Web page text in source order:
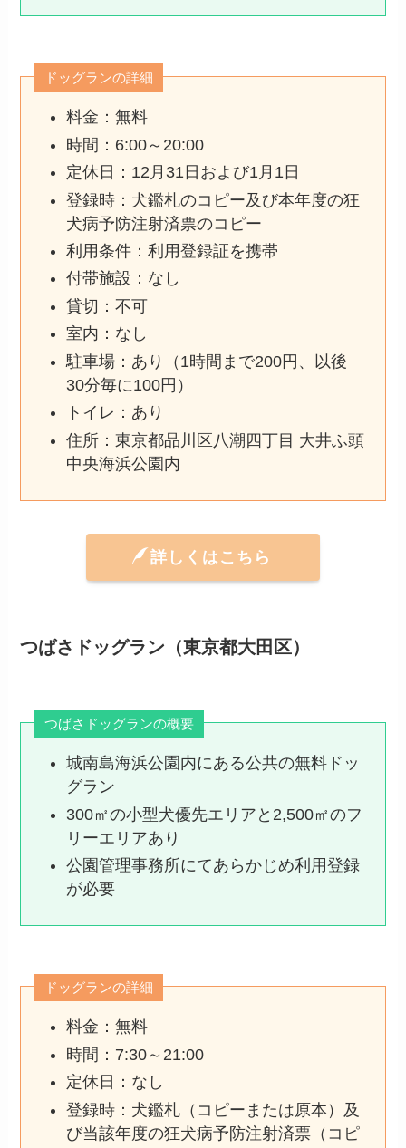
ドッグランの詳細
料金：無料
時間：6:00～20:00
定休日：12月31日および1月1日
登録時：犬鑑札のコピー及び本年度の狂
犬病予防注射済票のコピー
利用条件：利用登録証を携帯
付帯施設：なし
貸切：不可
室内：なし
駐車場：あり（1時間まで200円、以後
30分毎に100円）
トイレ：あり
住所：東京都品川区八潮四丁目 大井ふ頭
中央海浜公園内
詳しくはこちら
つばさドッグラン（東京都大田区）
つばさドッグランの概要
城南島海浜公園内にある公共の無料ドッ
グラン
300㎡の小型犬優先エリアと2,500㎡のフ
リーエリアあり
公園管理事務所にてあらかじめ利用登録
が必要
ドッグランの詳細
料金：無料
時間：7:30～21:00
定休日：なし
登録時：犬鑑札（コピーまたは原本）及
び当該年度の狂犬病予防注射済票（コピ